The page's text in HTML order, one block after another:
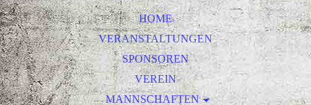
HOME
VERANSTALTUNGEN
SPONSOREN
VEREIN
MANNSCHAFTEN